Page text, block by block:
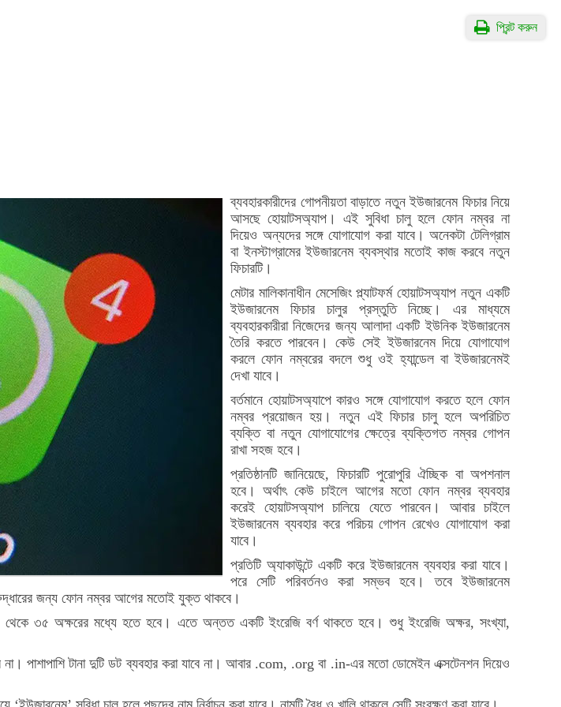
ব্যবহারকারীদের গোপনীয়তা বাড়াতে নতুন ইউজারনেম ফিচার নিয়ে
আসছে হোয়াটসঅ্যাপ। এই সুবিধা চালু হলে ফোন নম্বর না
দিয়েও অন্যদের সঙ্গে যোগাযোগ করা যাবে। অনেকটা টেলিগ্রাম
বা ইনস্টাগ্রামের ইউজারনেম ব্যবস্থার মতোই কাজ করবে নতুন
ফিচারটি।
মেটার মালিকানাধীন মেসেজিং প্ল্যাটফর্ম হোয়াটসঅ্যাপ নতুন একটি
ইউজারনেম ফিচার চালুর প্রস্তুতি নিচ্ছে। এর মাধ্যমে
ব্যবহারকারীরা নিজেদের জন্য আলাদা একটি ইউনিক ইউজারনেম
তৈরি করতে পারবেন। কেউ সেই ইউজারনেম দিয়ে যোগাযোগ
করলে ফোন নম্বরের বদলে শুধু ওই হ্যান্ডেল বা ইউজারনেমই
দেখা যাবে।
বর্তমানে হোয়াটসঅ্যাপে কারও সঙ্গে যোগাযোগ করতে হলে ফোন
নম্বর প্রয়োজন হয়। নতুন এই ফিচার চালু হলে অপরিচিত
ব্যক্তি বা নতুন যোগাযোগের ক্ষেত্রে ব্যক্তিগত নম্বর গোপন
রাখা সহজ হবে।
প্রতিষ্ঠানটি জানিয়েছে, ফিচারটি পুরোপুরি ঐচ্ছিক বা অপশনাল
হবে। অর্থাৎ কেউ চাইলে আগের মতো ফোন নম্বর ব্যবহার
করেই হোয়াটসঅ্যাপ চালিয়ে যেতে পারবেন। আবার চাইলে
ইউজারনেম ব্যবহার করে পরিচয় গোপন রেখেও যোগাযোগ করা
যাবে।
প্রতিটি অ্যাকাউন্টে একটি করে ইউজারনেম ব্যবহার করা যাবে।
পরে সেটি পরিবর্তনও করা সম্ভব হবে। তবে ইউজারনেম
জন্য ফোন নম্বর আগের মতোই যুক্ত থাকবে।
থেকে ৩৫ অক্ষরের মধ্যে হতে হবে। এতে অন্তত একটি ইংরেজি বর্ণ থাকতে হবে। শুধু ইংরেজি অক্ষর, সংখ্যা,
পাশাপাশি টানা দুটি ডট ব্যবহার করা যাবে না। আবার .com, .org বা .in-এর মতো ডোমেইন এক্সটেনশন দিয়েও
প্রিন্ট করুন